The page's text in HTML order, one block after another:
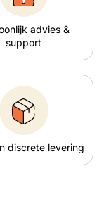
advies &
support
discrete levering